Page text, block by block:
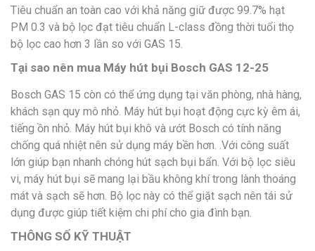
Tiêu chuẩn an toàn cao với khả năng giữ được 99.7% hạt
PM 0.3 và bộ lọc đạt tiêu chuẩn L-class đồng thời tuổi thọ
bộ lọc cao hơn 3 lần so với GAS 15.
Tại sao nên mua Máy hút bụi Bosch GAS 12-25
Bosch GAS 15 còn có thể ứng dụng tại văn phòng, nhà hàng,
khách sạn quy mô nhỏ. Máy hút bụi hoạt động cực kỳ êm ái,
tiếng ồn nhỏ. Máy hút bụi khô và ướt Bosch có tính năng
chống quá nhiệt nên sử dụng máy bền hơn. .Với công suất
lớn giúp bạn nhanh chóng hút sạch bụi bẩn. Với bộ lọc siêu
vi, máy hút bụi sẽ mang lại bầu không khí trong lành thoáng
mát và sạch sẽ hơn. Bộ lọc này có thể giặt sạch nên tái sử
dụng được giúp tiết kiệm chi phí cho gia đình bạn.
THÔNG SỐ KỸ THUẬT